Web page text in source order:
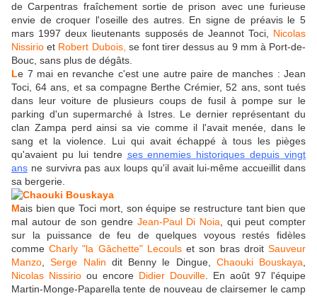
de Carpentras fraîchement sortie de prison avec une furieuse
envie de croquer l'oseille des autres. En signe de préavis le 5
mars 1997 deux lieutenants supposés de Jeannot Toci, Nicolas
Nissirio et Robert Dubois, se font tirer dessus au 9 mm à Port-de-
Bouc, sans plus de dégâts.
Le 7 mai en revanche c'est une autre paire de manches : Jean
Toci, 64 ans, et sa compagne Berthe Crémier, 52 ans, sont tués
dans leur voiture de plusieurs coups de fusil à pompe sur le
parking d'un supermarché à Istres. Le dernier représentant du
clan Zampa perd ainsi sa vie comme il l'avait menée, dans le
sang et la violence. Lui qui avait échappé à tous les pièges
qu'avaient pu lui tendre ses ennemies historiques depuis vingt
ans ne survivra pas aux loups qu'il avait lui-même accueillit dans
sa bergerie.
Mais bien que Toci mort, son équipe se restructure tant bien que
mal autour de son gendre Jean-Paul Di Noia , qui peut compter
sur la puissance de feu de quelques voyous restés fidèles
commeCharly "la Gâchette" Lecoulset son bras droitSauveur
Manzo ,Serge Nalin dit Benny le Dingue, Chaouki Bouskaya
Nicolas Nissirio ou encore Didier Douville . En août 97 l'équipe
Martin-Monge-Paparella tente de nouveau de clairsemer le camp